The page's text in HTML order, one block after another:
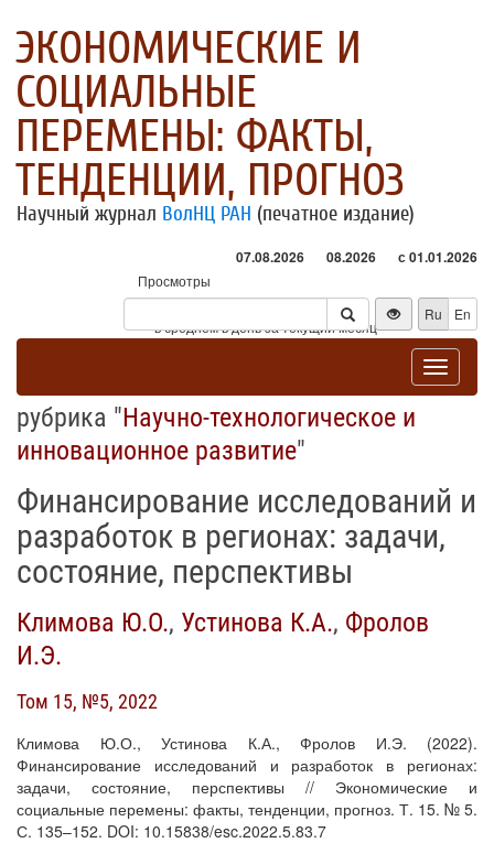
ЭКОНОМИЧЕСКИЕ И
СОЦИАЛЬНЫЕ
ПЕРЕМЕНЫ: ФАКТЫ,
ТЕНДЕНЦИИ, ПРОГНОЗ
Научный журнал ВолНЦ РАН (печатное издание)
07.08.2026 08.2026 с 01.01.2026
Просмотры
Посетители
* - в среднем в день за текущий месяц
Ru En
Toggle
рубрика "Научно-технологическое и
инновационное развитие"
Финансирование исследований и
разработок в регионах: задачи,
состояние, перспективы
Климова Ю.О., Устинова К.А., Фролов
И.Э.
Том 15, №5, 2022
Климова Ю.О., Устинова К.А., Фролов И.Э. (2022).
Финансирование исследований и разработок в регионах:
задачи, состояние, перспективы // Экономические и
социальные перемены: факты, тенденции, прогноз. Т. 15. № 5.
С. 135–152. DOI: 10.15838/esc.2022.5.83.7